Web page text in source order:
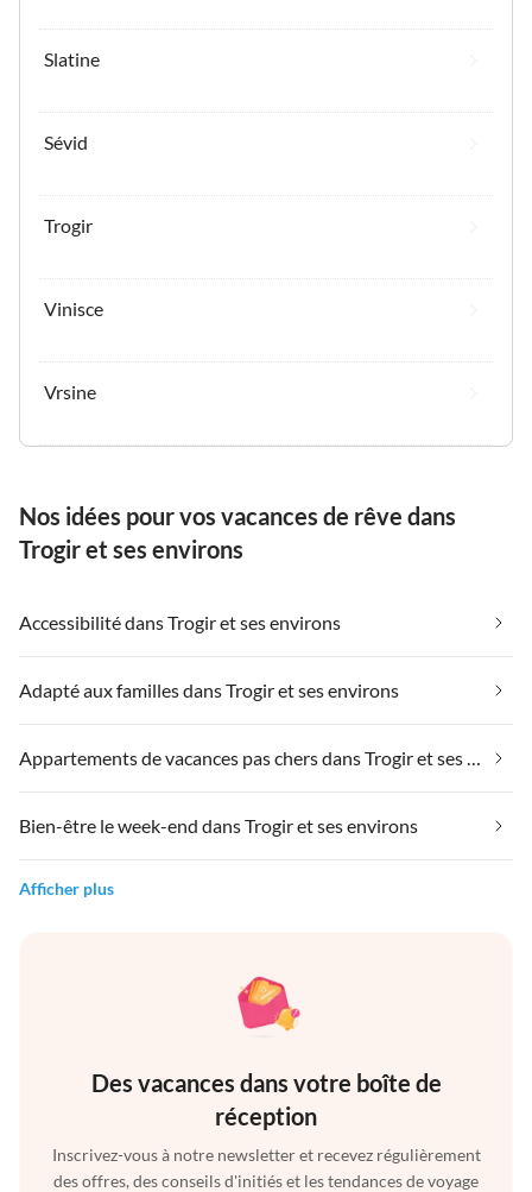
Slatine
Sévid
Trogir
Vinisce
Vrsine
Nos idées pour vos vacances de rêve dans
Trogir et ses environs
Accessibilité dans Trogir et ses environs
Adapté aux familles dans Trogir et ses environs
Appartements de vacances pas chers dans Trogir et ses environs
Bien-être le week-end dans Trogir et ses environs
Afficher plus
Des vacances dans votre boîte de
réception
Inscrivez-vous à notre newsletter et recevez régulièrement
des offres, des conseils d'initiés et les tendances de voyage